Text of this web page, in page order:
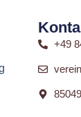
+49